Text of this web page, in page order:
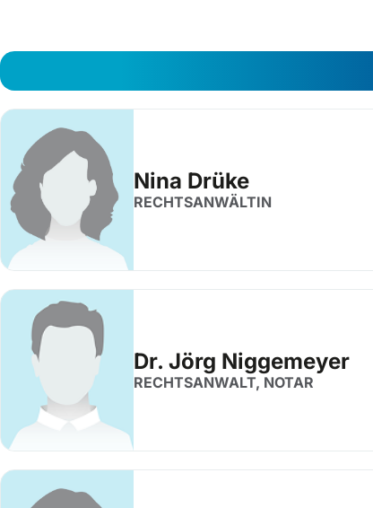
Nina Drüke
RECHTSANWÄLTIN
Dr. Jörg Niggemeyer
RECHTSANWALT, NOTAR